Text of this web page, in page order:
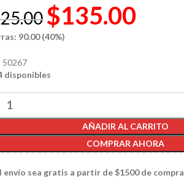
$135.00
90.00 (40%)
50267
disponibles
AÑADIR AL CARRITO
COMPRAR AHORA
envío sea gratis a partir de $1500 de compra